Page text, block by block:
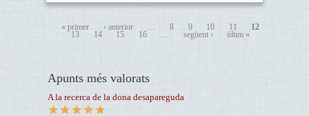
« primer ‹ anterior … 8 9 10 11
12
13
14 15 16 … següent › últim »
Apunts més valorats
A la recerca de la dona desapareguda